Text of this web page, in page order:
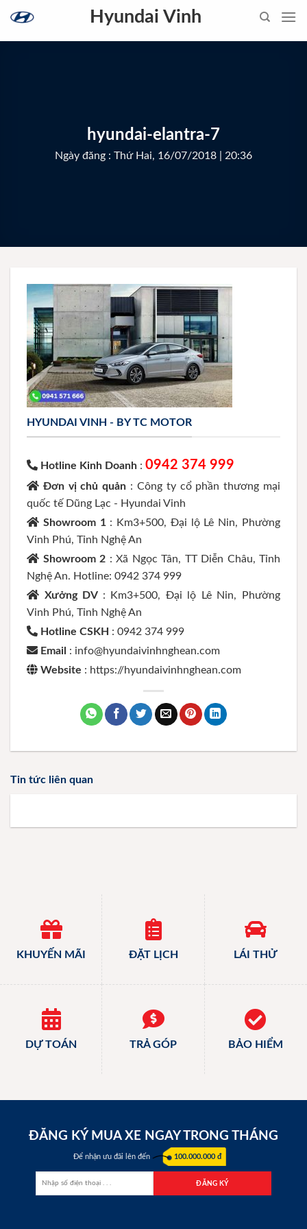
content
Hyundai Vinh
hyundai-elantra-7
Ngày đăng : Thứ Hai, 16/07/2018 | 20:36
HYUNDAI VINH - BY TC MOTOR
Hotline Kinh Doanh : 0942 374 999
Đơn vị chủ quản : Công ty cổ phần thương mại
quốc tế Dũng Lạc - Hyundai Vinh
Showroom 1 : Km3+500, Đại lộ Lê Nin, Phường
Vinh Phú, Tỉnh Nghệ An
Showroom 2 : Xã Ngọc Tân, TT Diễn Châu, Tỉnh
Nghệ An. Hotline: 0942 374 999
Xưởng DV : Km3+500, Đại lộ Lê Nin, Phường
Vinh Phú, Tỉnh Nghệ An
Hotline CSKH : 0942 374 999
Email : info@hyundaivinhnghean.com
Website : https://hyundaivinhnghean.com
Tin tức liên quan
KHUYẾN MÃI ĐẶT LỊCH LÁI THỬ
DỰ TOÁN TRẢ GÓP BẢO HIỂM
ĐĂNG KÝ MUA XE NGAY TRONG THÁNG
Để nhận ưu đãi lên đến 100.000.000 đ